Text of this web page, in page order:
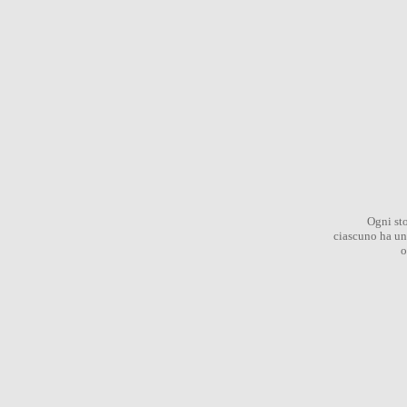
Ogni
ciascuno ha